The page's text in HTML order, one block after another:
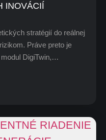
INOVÁCIÍ
stratégií do reálnej
Práve preto je
DigiTwin,…